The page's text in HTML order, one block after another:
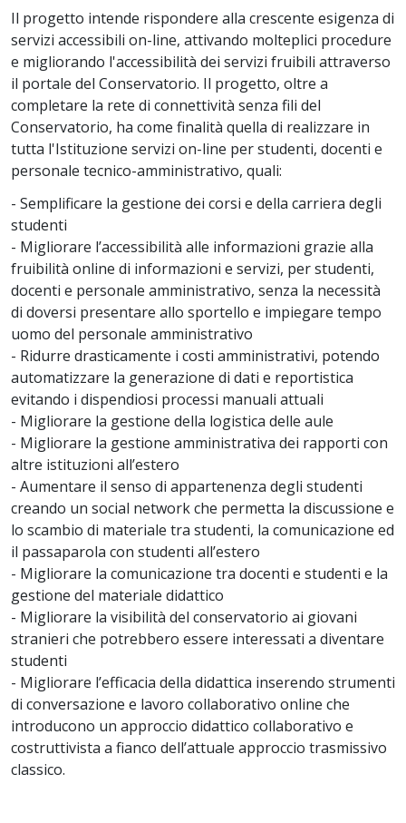
Il progetto intende rispondere alla crescente esigenza di
servizi accessibili on-line, attivando molteplici procedure
e migliorando l'accessibilità dei servizi fruibili attraverso
il portale del Conservatorio. Il progetto, oltre a
completare la rete di connettività senza fili del
Conservatorio, ha come finalità quella di realizzare in
tutta l'Istituzione servizi on-line per studenti, docenti e
personale tecnico-amministrativo, quali:
- Semplificare la gestione dei corsi e della carriera degli
studenti
- Migliorare l’accessibilità alle informazioni grazie alla
fruibilità online di informazioni e servizi, per studenti,
docenti e personale amministrativo, senza la necessità
di doversi presentare allo sportello e impiegare tempo
uomo del personale amministrativo
- Ridurre drasticamente i costi amministrativi, potendo
automatizzare la generazione di dati e reportistica
evitando i dispendiosi processi manuali attuali
- Migliorare la gestione della logistica delle aule
- Migliorare la gestione amministrativa dei rapporti con
altre istituzioni all’estero
- Aumentare il senso di appartenenza degli studenti
creando un social network che permetta la discussione e
lo scambio di materiale tra studenti, la comunicazione ed
il passaparola con studenti all’estero
- Migliorare la comunicazione tra docenti e studenti e la
gestione del materiale didattico
- Migliorare la visibilità del conservatorio ai giovani
stranieri che potrebbero essere interessati a diventare
studenti
- Migliorare l’efficacia della didattica inserendo strumenti
di conversazione e lavoro collaborativo online che
introducono un approccio didattico collaborativo e
costruttivista a fianco dell’attuale approccio trasmissivo
classico.